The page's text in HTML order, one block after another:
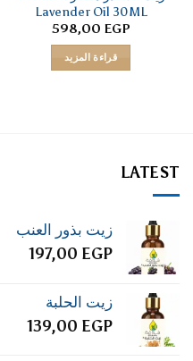
Lavender Oil 30ML
598,00 EGP
قراءة المزيد
LATEST
زيت بذور العنب
197,00 EGP
زيت الحلبة
139,00 EGP